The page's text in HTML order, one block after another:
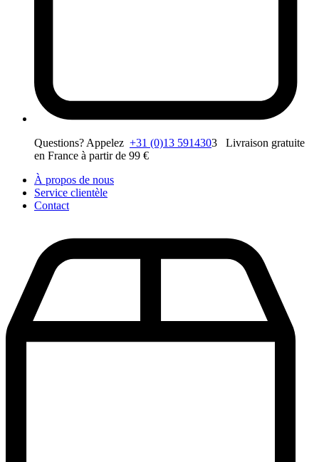
Questions? Appelez +31 (0)13 5914303 Livraison gratuite
en France à partir de 99 €
À propos de nous
Service clientèle
Contact